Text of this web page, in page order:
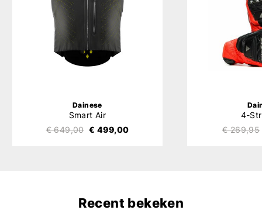
Dainese
Smart Air
€ 649,00 € 499,00
4-
€ 269,95
Recent bekeken